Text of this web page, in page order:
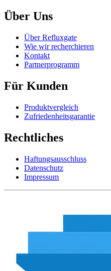
Über Uns
Über Refluxgate
Wie wir recherchieren
Kontakt
Partnerprogramm
Für Kunden
Produktvergleich
Zufriedenheitsgarantie
Rechtliches
Haftungsausschluss
Datenschutz
Impressum